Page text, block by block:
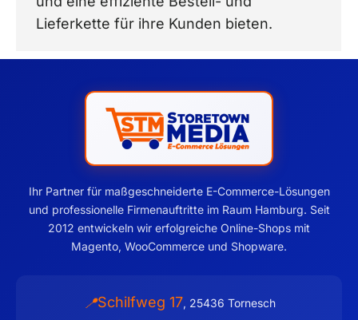
Lieferkette für ihre Kunden bieten.
Ihr Partner für maßgeschneiderte E-Commerce-Lösungen
und professionelle Firmenauftritte im Raum Hamburg. Seit
2012 entwickeln wir erfolgreiche Online-Shops mit
Magento, WooCommerce und Shopware.
📍Schilfweg 17, 25436 Tornesch